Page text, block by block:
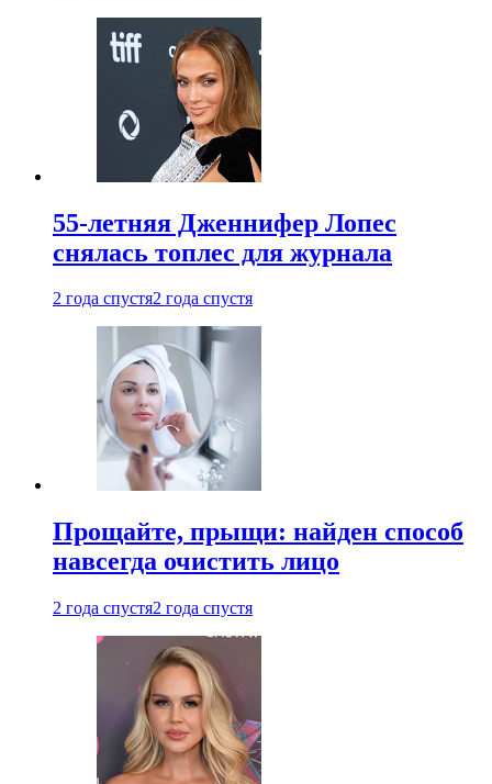
55-летняя Дженнифер Лопес
снялась топлес для журнала
2 года спустя2 года спустя
Прощайте, прыщи: найден способ
навсегда очистить лицо
2 года спустя2 года спустя